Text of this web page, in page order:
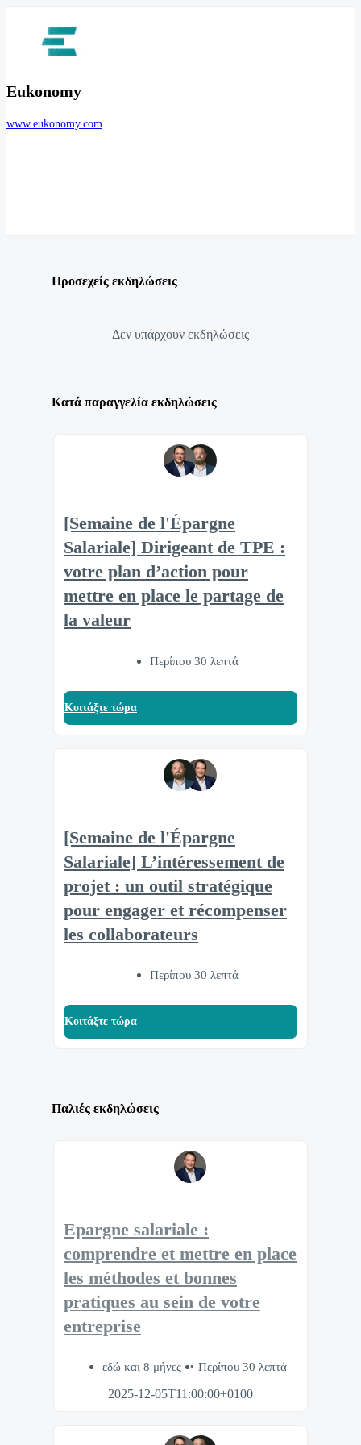
Eukonomy
www.eukonomy.com
Προσεχείς εκδηλώσεις
Δεν υπάρχουν εκδηλώσεις
Κατά παραγγελία εκδηλώσεις
[Semaine de l'Épargne
Salariale] Dirigeant de TPE :
votre plan d’action pour
mettre en place le partage de
la valeur
Περίπου 30 λεπτά
Κοιτάξτε τώρα
[Semaine de l'Épargne
Salariale] L’intéressement de
projet : un outil stratégique
pour engager et récompenser
les collaborateurs
Περίπου 30 λεπτά
Κοιτάξτε τώρα
Παλιές εκδηλώσεις
Epargne salariale :
comprendre et mettre en place
les méthodes et bonnes
pratiques au sein de votre
entreprise
εδώ και 8 μήνες
Περίπου 30 λεπτά
2025-12-05T11:00:00+0100